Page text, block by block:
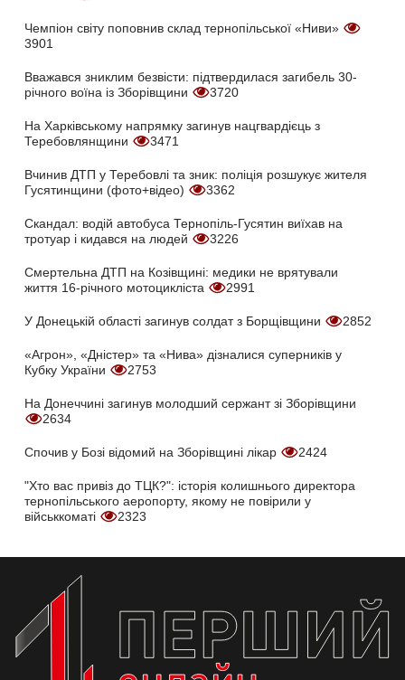
Чемпіон світу поповнив склад тернопільської «Ниви»
3901
Вважався зниклим безвісти: підтвердилася загибель 30-
річного воїна із Зборівщини
3720
На Харківському напрямку загинув нацгвардієць з
Теребовлянщини
3471
Вчинив ДТП у Теребовлі та зник: поліція розшукує жителя
Гусятинщини (фото+відео)
3362
Скандал: водій автобуса Тернопіль-Гусятин виїхав на
тротуар і кидався на людей
3226
Смертельна ДТП на Козівщині: медики не врятували
життя 16-річного мотоцикліста
2991
У Донецькій області загинув солдат з Борщівщини 2852
«Агрон», «Дністер» та «Нива» дізналися суперників у
Кубку України
2753
На Донеччині загинув молодший сержант зі Зборівщини
2634
Спочив у Бозі відомий на Зборівщині лікар 2424
"Хто вас привіз до ТЦК?": історія колишнього директора
тернопільського аеропорту, якому не повірили у
військкоматі
2323